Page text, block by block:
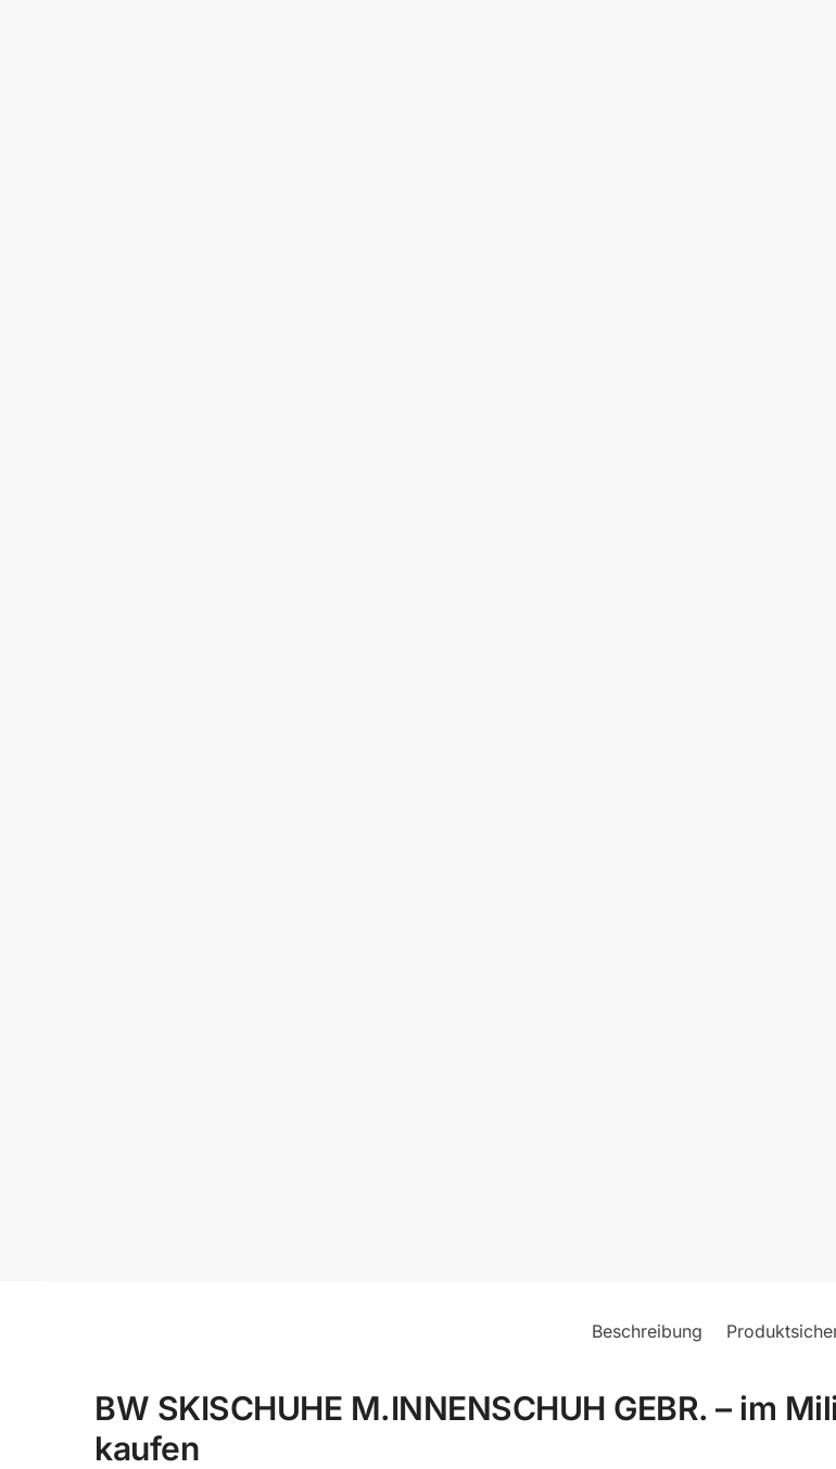
Beschreibung
BW SKISCHUHE M.INNENSCHUH GEBR. – im
kaufen